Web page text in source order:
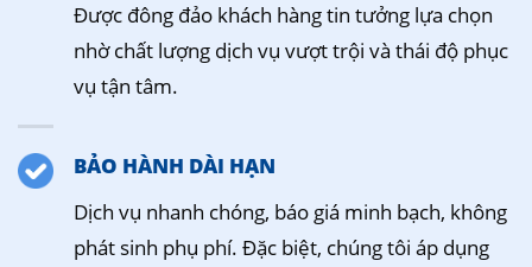
Được đông đảo khách hàng tin tưởng lựa chọn
nhờ chất lượng dịch vụ vượt trội và thái độ phục
vụ tận tâm.
BẢO HÀNH DÀI HẠN
Dịch vụ nhanh chóng, báo giá minh bạch, không
phát sinh phụ phí. Đặc biệt, chúng tôi áp dụng